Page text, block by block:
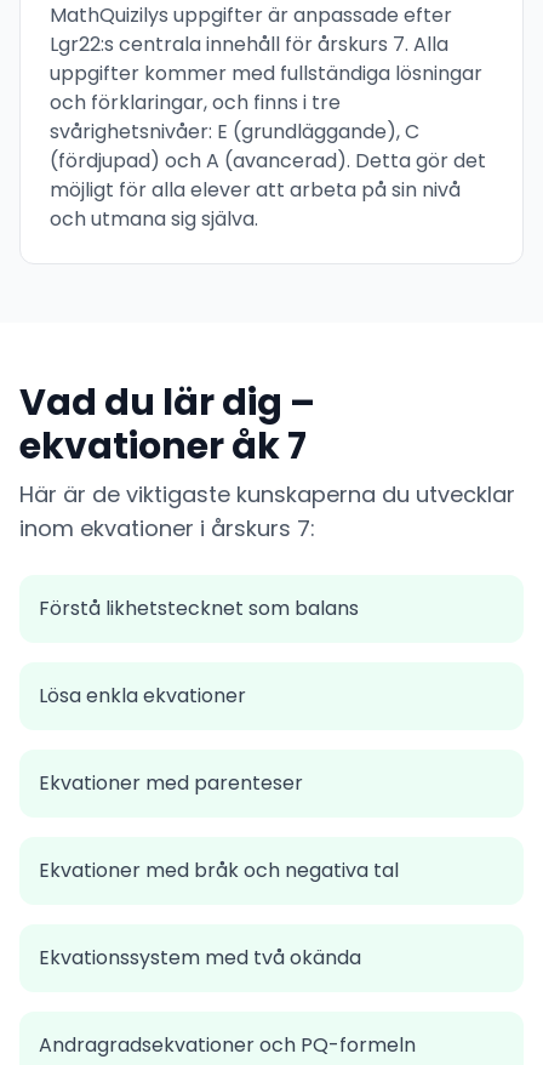
MathQuizilys uppgifter är anpassade efter
Lgr22:s centrala innehåll för årskurs 7. Alla
uppgifter kommer med fullständiga lösningar
och förklaringar, och finns i tre
svårighetsnivåer: E (grundläggande), C
(fördjupad) och A (avancerad). Detta gör det
möjligt för alla elever att arbeta på sin nivå
och utmana sig själva.
Vad du lär dig –
ekvationer åk 7
Här är de viktigaste kunskaperna du utvecklar
inom ekvationer i årskurs 7:
Förstå likhetstecknet som balans
Lösa enkla ekvationer
Ekvationer med parenteser
Ekvationer med bråk och negativa tal
Ekvationssystem med två okända
Andragradsekvationer och PQ-formeln